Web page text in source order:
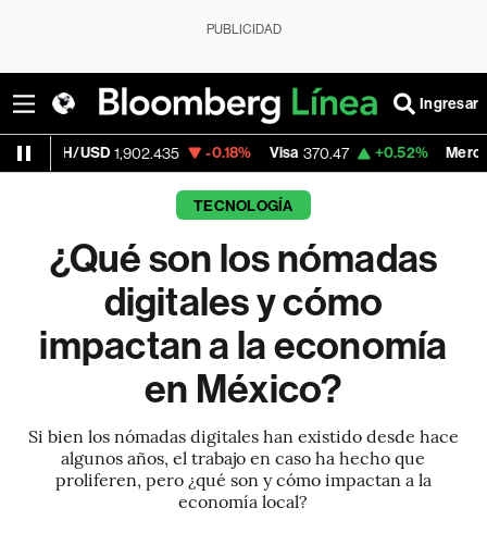
PUBLICIDAD
Ingresar
1,902.435 -0.18% Visa 370.47 +0.52% MercadoLibre
TECNOLOGÍA
¿Qué son los nómadas
digitales y cómo
impactan a la economía
en México?
Si bien los nómadas digitales han existido desde hace
algunos años, el trabajo en caso ha hecho que
proliferen, pero ¿qué son y cómo impactan a la
economía local?